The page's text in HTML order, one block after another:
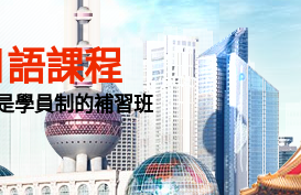
課程
學員制的補習班